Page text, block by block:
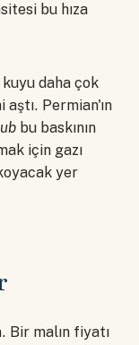
bu hıza
kuyu daha çok
Permian'ın
bu baskının
için gazı
yer
Bir malın fiyatı